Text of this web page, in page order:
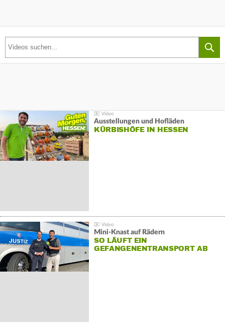
Ausstellungen und Hofläden
KÜRBISHÖFE IN HESSEN
Mini-Knast auf Rädern
SO LÄUFT EIN
GEFANGENENTRANSPORT AB